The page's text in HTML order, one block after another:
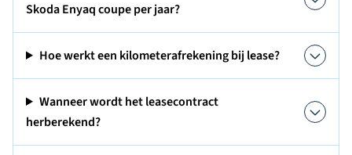
Skoda Enyaq coupe per jaar?
Hoe werkt een kilometerafrekening bij lease?
Wanneer wordt het leasecontract
herberekend?